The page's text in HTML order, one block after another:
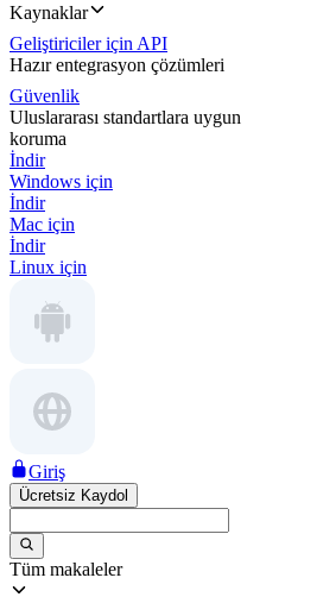
Kaynaklar
Geliştiriciler için API
Hazır entegrasyon çözümleri
Güvenlik
Uluslararası standartlara uygun
koruma
İndir
Windows için
İndir
Mac için
İndir
Linux için
Giriş
Ücretsiz Kaydol
Tüm makaleler